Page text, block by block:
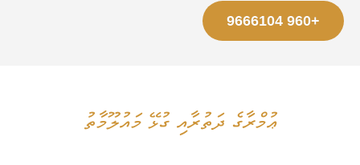
+960 9666104
ޢުމްރާގެ ދަތުރާއި ގުޅޭ މައުލޫމާތު